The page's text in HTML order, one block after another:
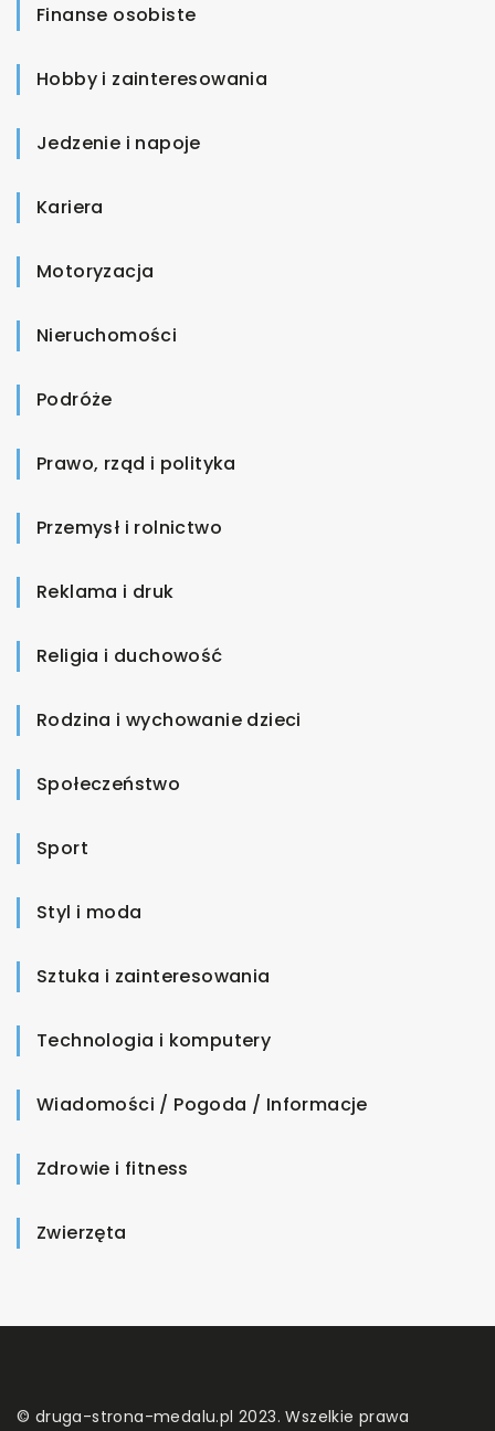
Finanse osobiste
Hobby i zainteresowania
Jedzenie i napoje
Kariera
Motoryzacja
Nieruchomości
Podróże
Prawo, rząd i polityka
Przemysł i rolnictwo
Reklama i druk
Religia i duchowość
Rodzina i wychowanie dzieci
Społeczeństwo
Sport
Styl i moda
Sztuka i zainteresowania
Technologia i komputery
Wiadomości / Pogoda / Informacje
Zdrowie i fitness
Zwierzęta
© druga-strona-medalu.pl 2023. Wszelkie prawa